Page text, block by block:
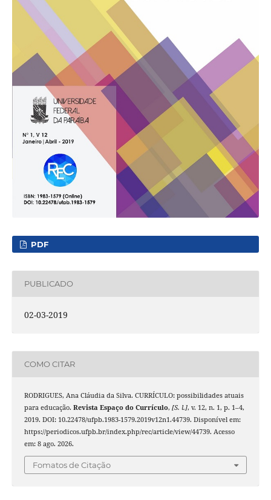
PDF
PUBLICADO
02-03-2019
COMO CITAR
RODRIGUES, Ana Cláudia da Silva. CURRÍCULO: possibilidades atuais
para educação. Revista Espaço do Currículo, [S. l.], v. 12, n. 1, p. 1–4,
2019. DOI: 10.22478/ufpb.1983-1579.2019v12n1.44739. Disponível em:
https://periodicos.ufpb.br/index.php/rec/article/view/44739. Acesso
em: 8 ago. 2026.
Fomatos de Citação